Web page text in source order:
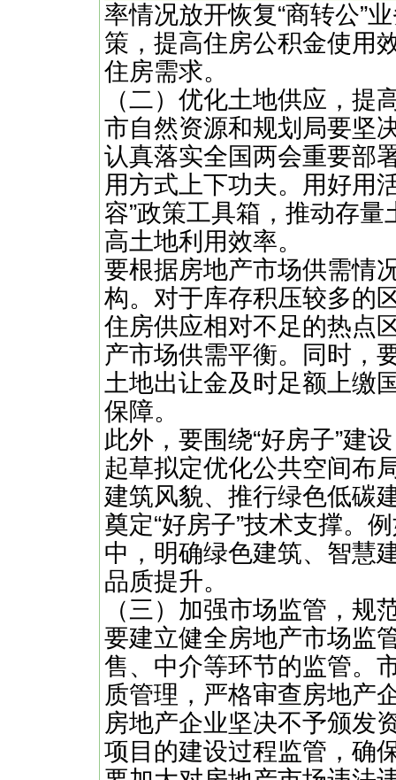
率情况放开恢复“商转公”
策，提高住房公积金使用
住房需求。
（二）优化土地供应，提
市自然资源和规划局要坚
认真落实全国两会重要部
用方式上下功夫。用好用
容”政策工具箱，推动存
高土地利用效率。
要根据房地产市场供需情
构。对于库存积压较多的
住房供应相对不足的热点
产市场供需平衡。同时，
土地出让金及时足额上缴
保障。
此外，要围绕“好房子”建
起草拟定优化公共空间布
建筑风貌、推行绿色低碳
奠定“好房子”技术支撑。
中，明确绿色建筑、智慧
品质提升。
（三）加强市场监管，规
要建立健全房地产市场监
售、中介等环节的监管。
质管理，严格审查房地产
房地产企业坚决不予颁发
项目的建设过程监管，确